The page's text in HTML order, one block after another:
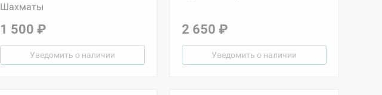
Шахматы
1 500 ₽
Уведомить о наличии
2 650 ₽
Уведомить о наличии